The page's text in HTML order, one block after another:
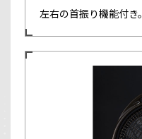
左右の首振り機能付き。